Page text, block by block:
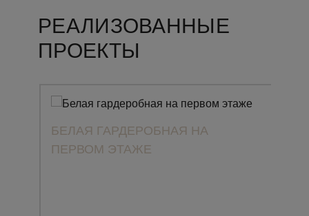
РЕАЛИЗОВАННЫЕ
ПРОЕКТЫ
БЕЛАЯ ГАРДЕРОБНАЯ НА
ПЕРВОМ ЭТАЖЕ